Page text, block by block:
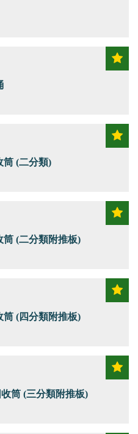
筒 (二分類)
筒 (二分類附推板)
筒 (四分類附推板)
筒 (三分類附推板)